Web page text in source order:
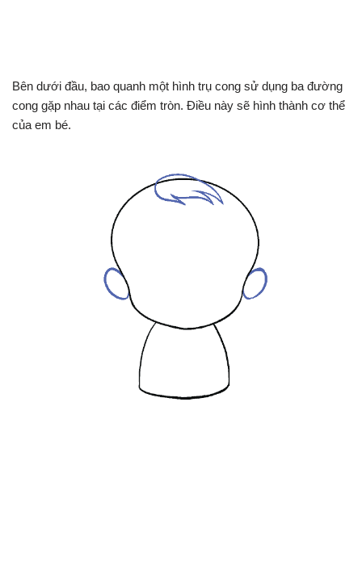
Bên dưới đầu, bao quanh một hình trụ cong sử dụng ba đường
cong gặp nhau tại các điểm tròn. Điều này sẽ hình thành cơ thể
của em bé.